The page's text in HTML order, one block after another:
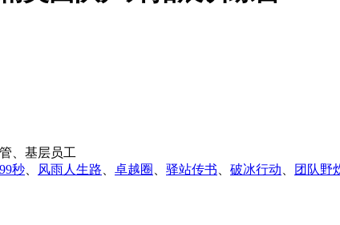
、基层员工
秒 风雨人生路 卓越圈 驿站传书 破冰行动 团队野